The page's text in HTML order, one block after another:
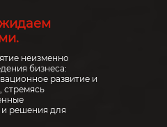
неизменно
бизнеса:
развитие и
стремясь
решения для